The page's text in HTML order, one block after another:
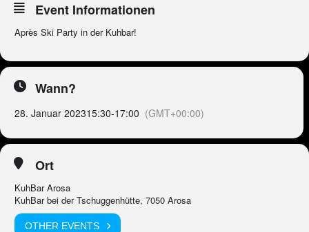
Event Informationen
Après Ski Party in der Kuhbar!
Wann?
28. Januar 202315:30-17:00 (GMT+00:00)
Ort
KuhBar Arosa
KuhBar bei der Tschuggenhütte, 7050 Arosa
OTHER EVENTS